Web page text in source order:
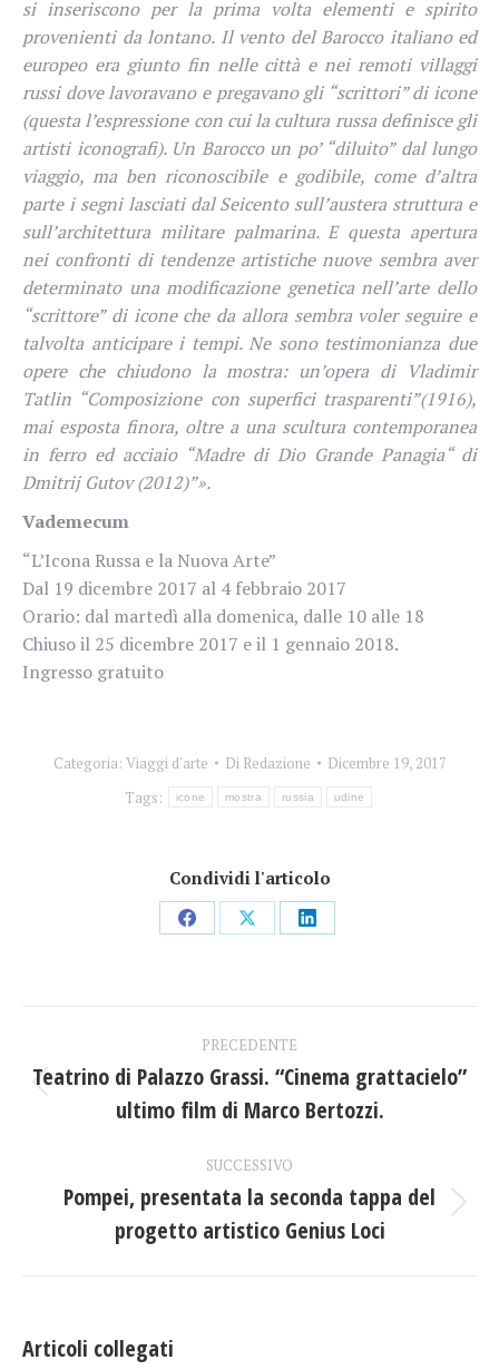
si inseriscono per la prima volta elementi e spirito
provenienti da lontano. Il vento del Barocco italiano ed
europeo era giunto fin nelle città e nei remoti villaggi
russi dove lavoravano e pregavano gli “scrittori” di icone
(questa l’espressione con cui la cultura russa definisce gli
artisti iconografi). Un Barocco un po’ “diluito” dal lungo
viaggio, ma ben riconoscibile e godibile, come d’altra
parte i segni lasciati dal Seicento sull’austera struttura e
sull’architettura militare palmarina. E questa apertura
nei confronti di tendenze artistiche nuove sembra aver
determinato una modificazione genetica nell’arte dello
“scrittore” di icone che da allora sembra voler seguire e
talvolta anticipare i tempi. Ne sono testimonianza due
opere che chiudono la mostra: un’opera di Vladimir
Tatlin “Composizione con superfici trasparenti”(1916),
mai esposta finora, oltre a una scultura contemporanea
in ferro ed acciaio “Madre di Dio Grande Panagia“ di
Dmitrij Gutov (2012)”».
Vademecum
“L’Icona Russa e la Nuova Arte”
Dal 19 dicembre 2017 al 4 febbraio 2017
Orario: dal martedì alla domenica, dalle 10 alle 18
Chiuso il 25 dicembre 2017 e il 1 gennaio 2018.
Ingresso gratuito
Categoria: Viaggi d'arte Di Redazione
Dicembre 19, 2017
Tags:
icone mostra russia udine
Condividi l'articolo
CondividiCondividiCondividi
tra
post
PRECEDENTE
Post
precedente:
Teatrino di Palazzo Grassi. “Cinema grattacielo”
ultimo film di Marco Bertozzi.
SUCCESSIVO
Prossimo
post:
Pompei, presentata la seconda tappa del
progetto artistico Genius Loci
Articoli collegati